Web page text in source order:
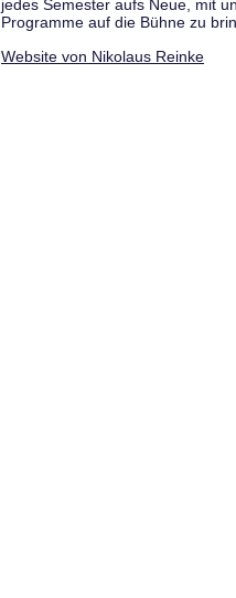
jedes Semester aufs Neue, mit
Programme auf die Bühne zu
Website von Nikolaus Reinke